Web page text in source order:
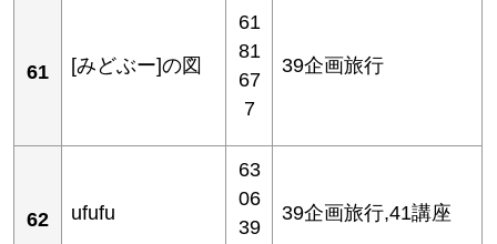
61 [みどぶー]の図
61
81
67
7
39企画旅行
62 ufufu
63
06
39
39企画旅行,41講座